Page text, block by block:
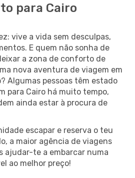
para Cairo
vive a vida sem desculpas,
E quem não sonha de
a zona de conforto de
nova aventura de viagem em
Algumas pessoas têm estado
para Cairo há muito tempo,
ainda estar à procura de
escapar e reserva o teu
a maior agência de viagens
ajudar-te a embarcar numa
ao melhor preço!